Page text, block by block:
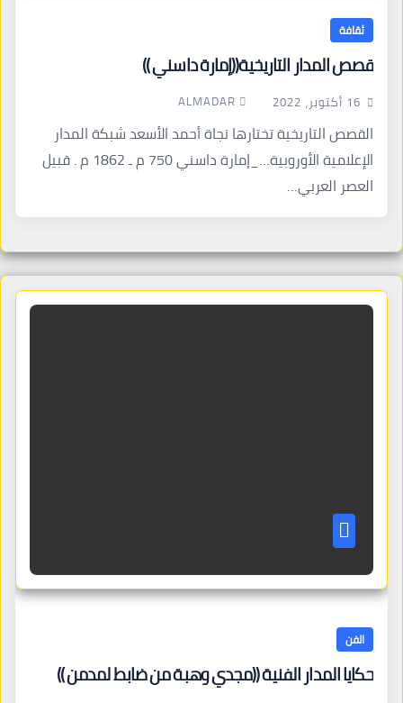
ثقافة
قصص المدار التاريخية((إمارة داسني ))
16 أكتوبر، 2022 ALMADAR
القصص التاريخية تختارها نجاة أحمد الأسعد شبكة المدار
الإعلامية الأوروبية…_إمارة داسني 750 م ـ 1862 م . قبيل
العصر العربي…
الفن
حكايا المدار الفنية ((مجدي وهبة من ضابط لمدمن ))